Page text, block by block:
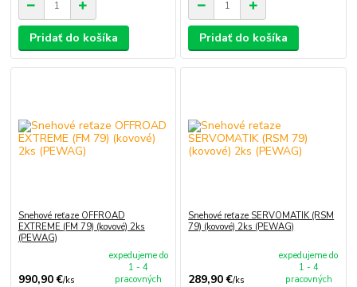
Pridať do košíka Pridať do košíka
Snehové reťaze OFFROAD
EXTREME (FM 79) (kovové) 2ks
(PEWAG)
990,90 €/ks
expedujeme do
1 - 4
pracovných
Snehové reťaze SERVOMATIK (RSM
79) (kovové) 2ks (PEWAG)
289,90 €/ks
expedujeme do
1 - 4
pracovných